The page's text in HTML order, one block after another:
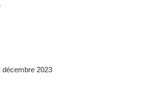
décembre 2023